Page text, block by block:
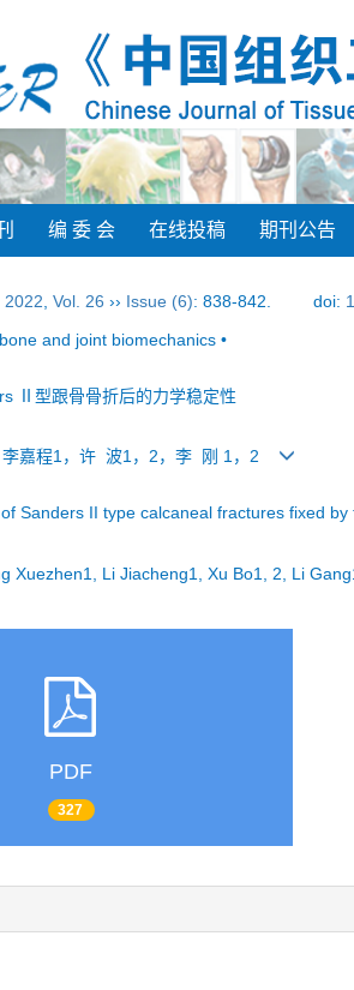
编 委 会 在线投稿 期刊公告
2022 Vol. 26 ›› Issue (6): 838-842. doi:
and joint biomechanics •
Ⅱ型跟骨骨折后的力学稳定性
李嘉程1，许 波1，2，李 刚 1，2
Sanders II type calcaneal fractures fixed
Xuezhen1, Li Jiacheng1, Xu Bo1, 2, Li
PDF
327